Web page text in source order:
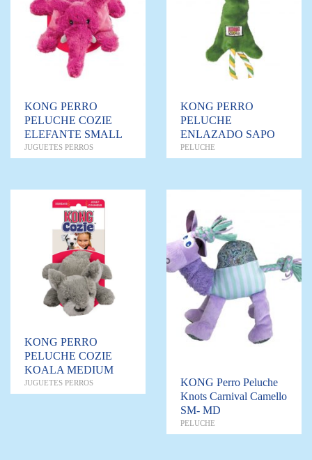
KONG PERRO
PELUCHE COZIE
ELEFANTE SMALL
JUGUETES PERROS
KONG PERRO
PELUCHE
ENLAZADO SAPO
PELUCHE
KONG PERRO
PELUCHE COZIE
KOALA MEDIUM
JUGUETES PERROS
KONG Perro Peluche
Knots Carnival Camello
SM- MD
PELUCHE